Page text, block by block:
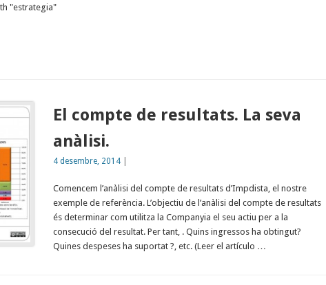
"estrategia"
El compte de resultats. La seva
anàlisi.
4 desembre, 2014|
Comencem l’anàlisi del compte de resultats d’Impdista, el nostre
exemple de referència. L’objectiu de l’anàlisi del compte de resultats
és determinar com utilitza la Companyia el seu actiu per a la
consecució del resultat. Per tant, . Quins ingressos ha obtingut?
Quines despeses ha suportat ?, etc. (Leer el artículo …